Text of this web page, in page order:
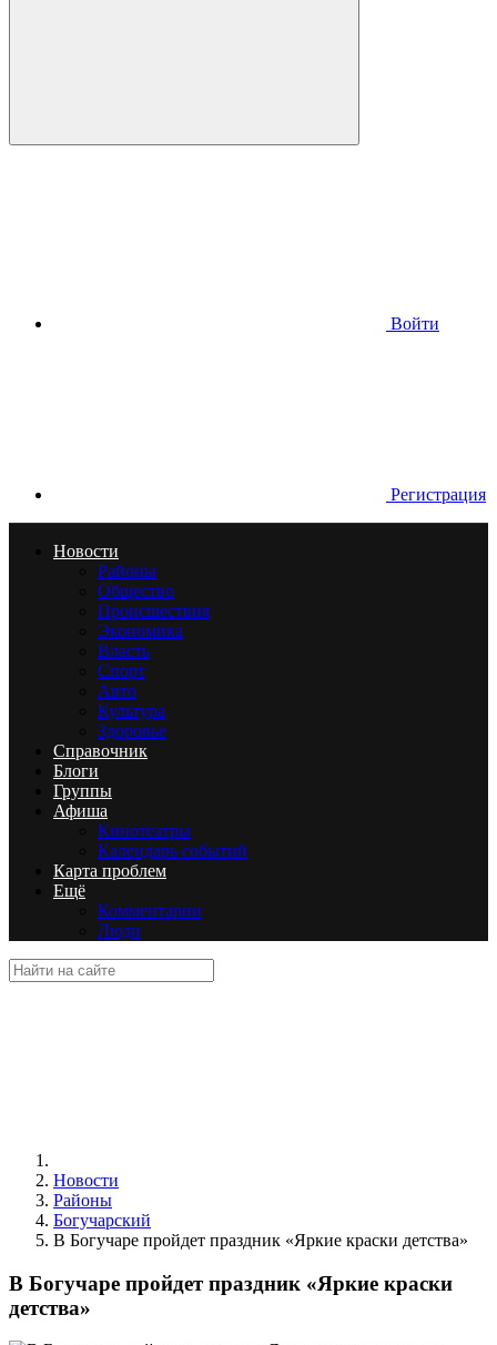
Войти
Регистрация
Новости
Районы
Общество
Происшествия
Экономика
Власть
Спорт
Авто
Культура
Здоровье
Справочник
Блоги
Группы
Афиша
Кинотеатры
Календарь событий
Карта проблем
Ещё
Комментарии
Люди
Новости
Районы
Богучарский
В Богучаре пройдет праздник «Яркие краски детства»
В Богучаре пройдет праздник «Яркие краски
детства»